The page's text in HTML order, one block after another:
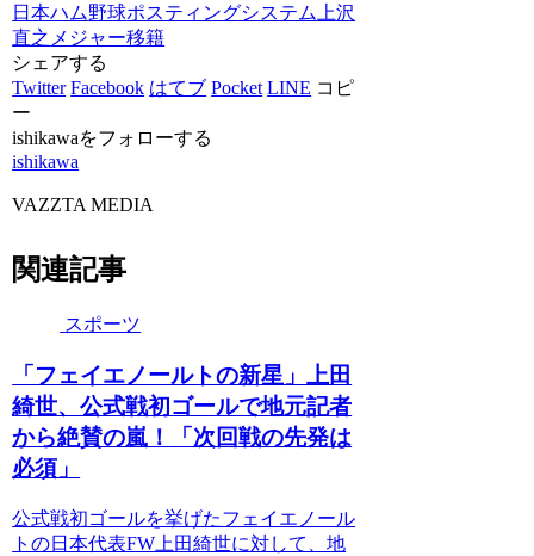
日本ハム野球ポスティングシステム上沢
直之 メジャー移籍
シェアする
Twitter Facebook はてブ Pocket LINE コピ
ー
ishikawaをフォローする
ishikawa
VAZZTA MEDIA
関連記事
スポーツ
「フェイエノールトの新星」上田
綺世、公式戦初ゴールで地元記者
から絶賛の嵐！「次回戦の先発は
必須」
公式戦初ゴールを挙げたフェイエノール
トの日本代表FW上田綺世に対して、地